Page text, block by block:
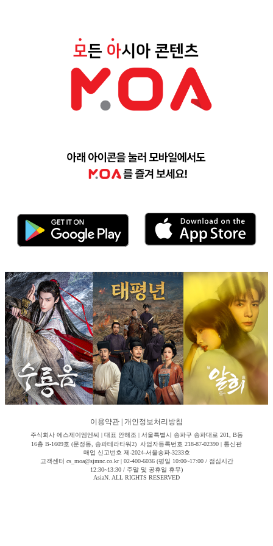
이용약관 개인정보처리방침
주식회사 에스제이엠엔씨 | 대표 안해조 | 서울특별시 송파구 송파대로 201, B동
16층 B-1609호 (문정동, 송파테라타워2) 사업자등록번호 218-87-02390 | 통신판
매업 신고번호 제-2024-서울송파-3233호
고객센터 cs_moa@sjmnc.co.kr | 02-400-6036 (평일 10:00~17:00 / 점심시간
12:30~13:30 / 주말 및 공휴일 휴무)
AsiaN. ALL RIGHTS RESERVED